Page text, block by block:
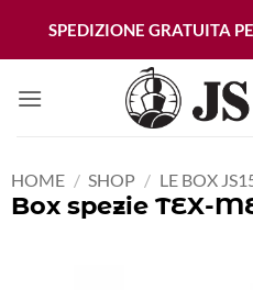
HOME / SHOP / LE BOX
Box spezie TEX-
SPEDIZIONE GRATUITA